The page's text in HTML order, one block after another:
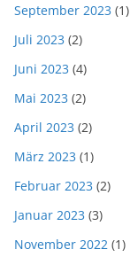
September 2023 (1)
Juli 2023 (2)
Juni 2023 (4)
Mai 2023 (2)
April 2023 (2)
März 2023 (1)
Februar 2023 (2)
Januar 2023 (3)
November 2022 (1)